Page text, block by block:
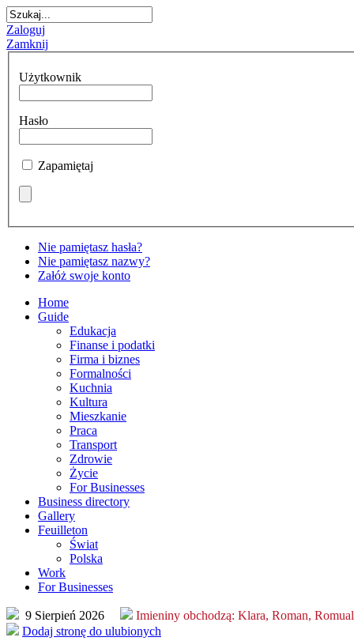
Zaloguj
Zamknij
Użytkownik
Hasło
Zapamiętaj
Nie pamiętasz hasła?
Nie pamiętasz nazwy?
Załóż swoje konto
Home
Guide
Edukacja
Finanse i podatki
Firma i biznes
Formalności
Kuchnia
Kultura
Mieszkanie
Praca
Transport
Zdrowie
Życie
For Businesses
Business directory
Gallery
Feuilleton
Świat
Polska
Work
For Businesses
9 Sierpień 2026 Imieniny obchodzą: Klara, Roman,
Dodaj stronę do ulubionych